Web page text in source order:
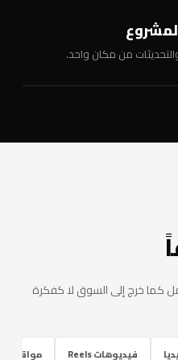
من مكان واحد.
كما خرج إلى السوق لا كفكرة
فيديوهات Reels مواقع